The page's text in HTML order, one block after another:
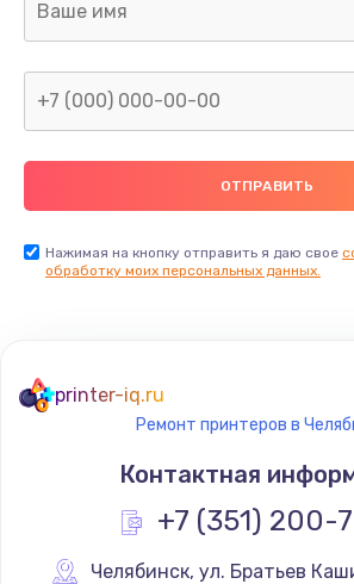
Замена аудио разъема
1330 руб.
Заказать
Замена корпуса
448 руб.
Заказать
Замена камеры
Нажимая на кнопку отправить я даю свое
обработку моих персональных данных.
printer-iq.ru
Ремонт принтеров в
Контактная
+7 (351) 200-
Челябинск, ул. Братьев